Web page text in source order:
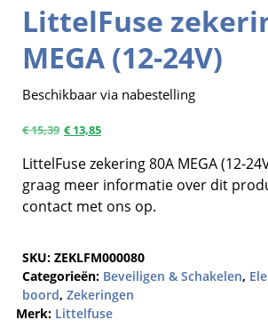
LittelFuse
MEGA (12-24V)
Beschikbaar via nabestelling
€15,39 €13,85
LittelFuse zekering 80A MEGA (12-
graag meer informatie over dit
contact met ons op.
SKU: ZEKLFM000080
Categorieën: Beveiligen & Schakelen,
boord, Zekeringen
Merk: Littelfuse